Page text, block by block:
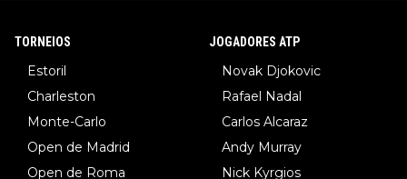
TORNEIOS
Estoril
Charleston
Monte-Carlo
Open de Madrid
Open de Roma
JOGADORES ATP
Novak Djokovic
Rafael Nadal
Carlos Alcaraz
Andy Murray
Nick Kyrgios